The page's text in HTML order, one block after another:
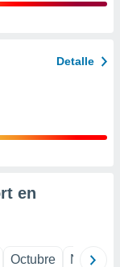
Detalle
en
Octubre